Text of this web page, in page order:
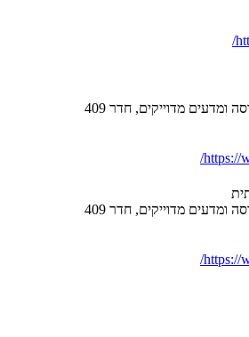
ומדעים מדוייקים, חדר 409
https://
ומדעים מדוייקים, חדר 409
https://